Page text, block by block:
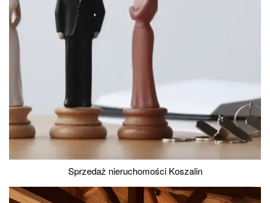
Sprzedaż nieruchomości Koszalin